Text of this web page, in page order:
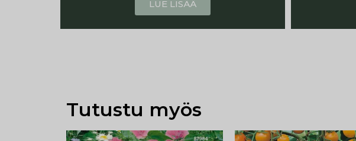
LUE LISÄÄ
Tutustu myös